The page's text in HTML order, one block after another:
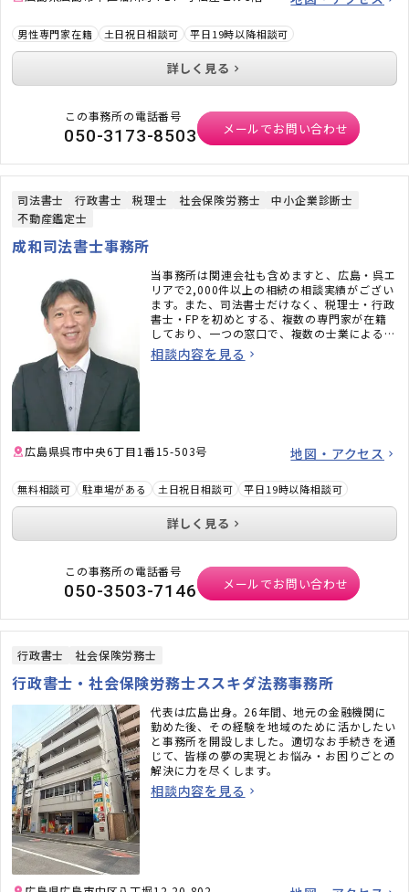
男性専門家在籍 土日祝日相談可 平日19時以降相談可
詳しく見る
この事務所の電話番号
050-3173-8503 メールでお問い合わせ
司法書士 行政書士 税理士 社会保険労務士
中小企業診断士
不動産鑑定士
成和司法書士事務所
当事務所は関連会社も含めますと、広島・呉エ
リアで2,000件以上の相続の相談実績がござい
ます。また、司法書士だけなく、税理士・行政
書士・FPを初めとする、複数の専門家が在籍
しており、一つの窓口で、複数の士業によるワ
ンストップサポートが可能です。電話相談は初
回無料です。なんでもお気軽にご相談くださ
相談内容を見る
広島県呉市中央6丁目1番15-503号 地図・アクセス
無料相談可 駐車場がある 土日祝日相談可 平日19時以降相談可
詳しく見る
この事務所の電話番号
050-3503-7146 メールでお問い合わせ
行政書士 社会保険労務士
行政書士・社会保険労務士ススキダ法務事務所
代表は広島出身。26年間、地元の金融機関に
勤めた後、その経験を地域のために活かしたい
と事務所を開設しました。適切なお手続きを通
じて、皆様の夢の実現とお悩み・お困りごとの
解決に力を尽くします。
相談内容を見る